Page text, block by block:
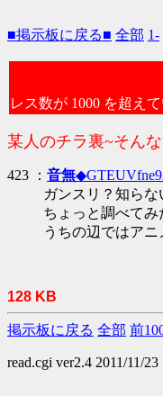
■掲示板に戻る■ 全部 1-
レス数が 1000 を超え
某人のチラ裏~そん
423 ： 音無
ガンスリ？知らな
ちょっと調べてみ
うちの辺ではア
128 KB
掲示板に戻る 全部 前
read.cgi ver2.4 2011/11/23